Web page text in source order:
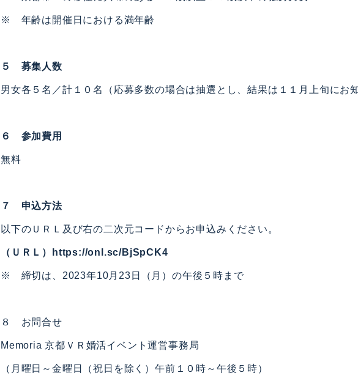
※ 年齢は開催日における満年齢
５ 募集人数
男女各５名／計１０名（応募多数の場合は抽選とし、結果は１１月上旬にお
６ 参加費用
無料
７ 申込方法
以下のＵＲＬ及び右の二次元コードからお申込みください。
（ＵＲＬ） https://onl.sc/BjSpCK4
※ 締切は、2023年10月23日（月）の午後５時まで
８ お問合せ
Memoria 京都ＶＲ婚活イベント運営事務局
（月曜日～金曜日（祝日を除く）午前１０時～午後５時）